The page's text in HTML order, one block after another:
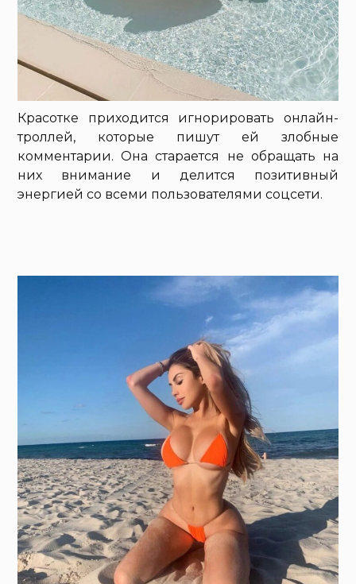
Красотке приходится игнорировать онлайн-
троллей, которые пишут ей злобные
комментарии. Она старается не обращать на
них внимание и делится позитивный
энергией со всеми пользователями соцсети.